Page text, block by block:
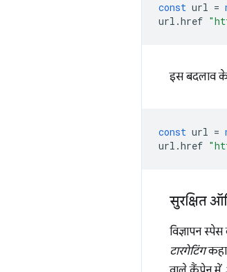
const url =
url .href
इस बदलाव के
const url =
url .href
सुरक्षित
विज्ञापन
टारगेटिंगकहा